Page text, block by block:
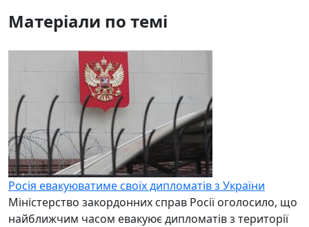
Матеріали по темі
Росія евакуюватиме своїх дипломатів з України
Міністерство закордонних справ Росії оголосило, що
найближчим часом евакуює дипломатів з території